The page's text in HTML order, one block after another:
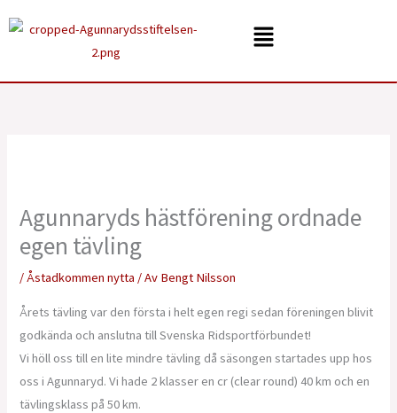
till
Menu
Agunnaryds hästförening ordnade
egen tävling
/Åstadkommen nytta / Av Bengt Nilsson
Årets tävling var den första i helt egen regi sedan föreningen blivit
godkända och anslutna till Svenska Ridsportförbundet!
Vi höll oss till en lite mindre tävling då säsongen startades upp hos
oss i Agunnaryd. Vi hade 2 klasser en cr (clear round) 40 km och en
tävlingsklass på 50 km.